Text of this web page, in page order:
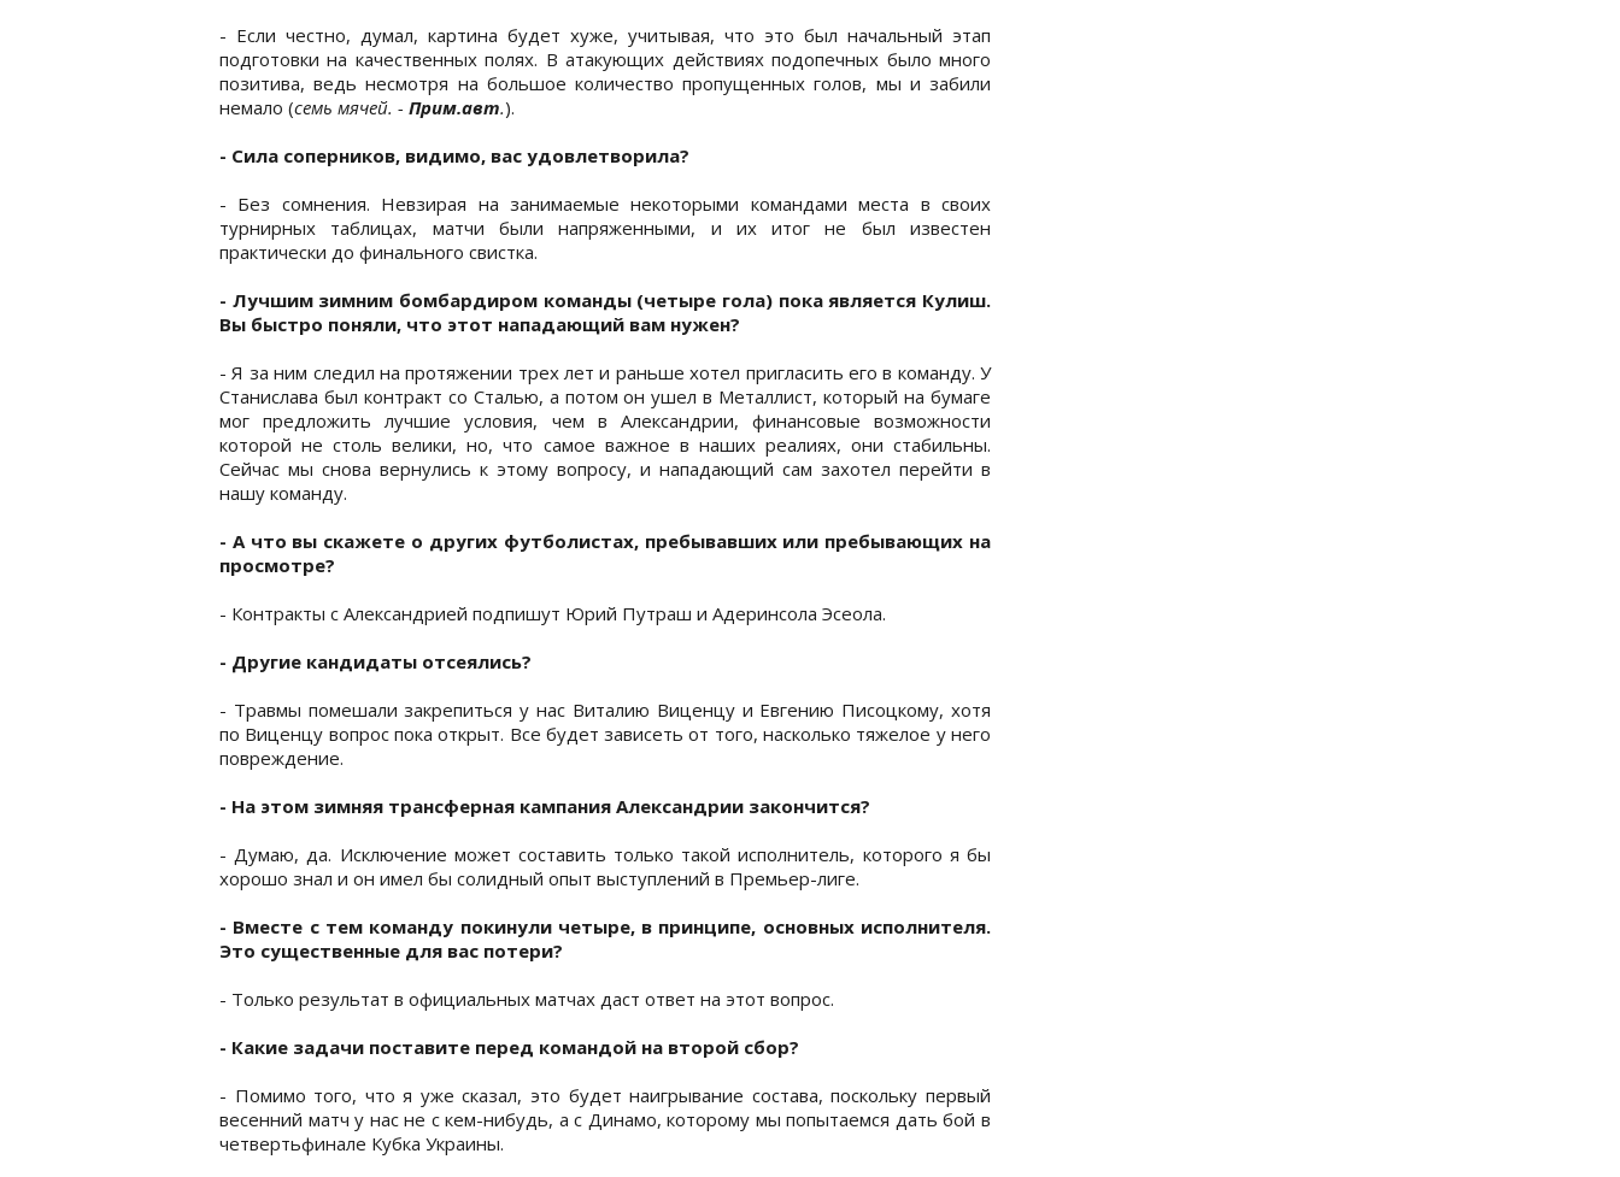
- Если честно, думал, картина будет хуже, учитывая, что это был начальный этап
подготовки на качественных полях. В атакующих действиях подопечных было много
позитива, ведь несмотря на большое количество пропущенных голов, мы и забили
немало (семь мячей. - Прим.авт.).
- Сила соперников, видимо, вас удовлетворила?
- Без сомнения. Невзирая на занимаемые некоторыми командами места в своих
турнирных таблицах, матчи были напряженными, и их итог не был известен
практически до финального свистка.
- Лучшим зимним бомбардиром команды (четыре гола) пока является Кулиш.
Вы быстро поняли, что этот нападающий вам нужен?
- Я за ним следил на протяжении трех лет и раньше хотел пригласить его в команду. У
Станислава был контракт со Сталью, а потом он ушел в Металлист, который на бумаге
мог предложить лучшие условия, чем в Александрии, финансовые возможности
которой не столь велики, но, что самое важное в наших реалиях, они стабильны.
Сейчас мы снова вернулись к этому вопросу, и нападающий сам захотел перейти в
нашу команду.
- А что вы скажете о других футболистах, пребывавших или пребывающих на
просмотре?
- Контракты с Александрией подпишут Юрий Путраш и Адеринсола Эсеола.
- Другие кандидаты отсеялись?
- Травмы помешали закрепиться у нас Виталию Виценцу и Евгению Писоцкому, хотя
по Виценцу вопрос пока открыт. Все будет зависеть от того, насколько тяжелое у него
повреждение.
- На этом зимняя трансферная кампания Александрии закончится?
- Думаю, да. Исключение может составить только такой исполнитель, которого я бы
хорошо знал и он имел бы солидный опыт выступлений в Премьер-лиге.
- Вместе с тем команду покинули четыре, в принципе, основных исполнителя.
Это существенные для вас потери?
- Только результат в официальных матчах даст ответ на этот вопрос.
- Какие задачи поставите перед командой на второй сбор?
- Помимо того, что я уже сказал, это будет наигрывание состава, поскольку первый
весенний матч у нас не с кем-нибудь, а с Динамо, которому мы попытаемся дать бой в
четвертьфинале Кубка Украины.